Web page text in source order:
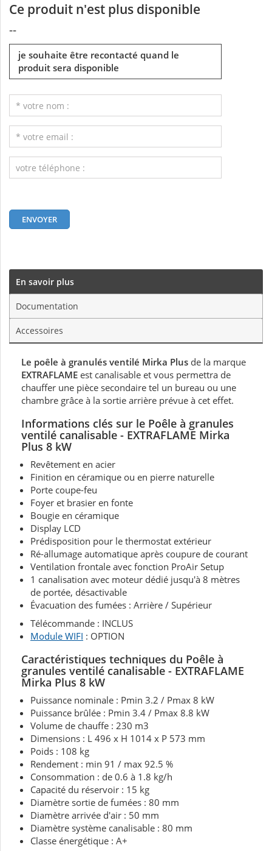
Ce produit n'est plus disponible
--
je souhaite être recontacté quand le
produit sera disponible
En savoir plus
Documentation
Accessoires
Le poêle à granulés ventilé Mirka Plus de la marque
EXTRAFLAME est canalisable et vous permettra de
chauffer une pièce secondaire tel un bureau ou une
chambre grâce à la sortie arrière prévue à cet effet.
Informations clés sur le Poêle à granules
ventilé canalisable - EXTRAFLAME Mirka
Plus 8 kW
Revêtement en acier
Finition en céramique ou en pierre naturelle
Porte coupe-feu
Foyer et brasier en fonte
Bougie en céramique
Display LCD
Prédisposition pour le thermostat extérieur
Ré-allumage automatique après coupure de courant
Ventilation frontale avec fonction ProAir Setup
1 canalisation avec moteur dédié jusqu'à 8 mètres
de portée, désactivable
Évacuation des fumées : Arrière / Supérieur
Télécommande : INCLUS
Module WIFI : OPTION
Caractéristiques techniques du Poêle à
granules ventilé canalisable - EXTRAFLAME
Mirka Plus 8 kW
Puissance nominale : Pmin 3.2 / Pmax 8 kW
Puissance brûlée : Pmin 3.4 / Pmax 8.8 kW
Volume de chauffe : 230 m3
Dimensions : L 496 x H 1014 x P 573 mm
Poids : 108 kg
Rendement : min 91 / max 92.5 %
Consommation : de 0.6 à 1.8 kg/h
Capacité du réservoir : 15 kg
Diamètre sortie de fumées : 80 mm
Diamètre arrivée d'air : 50 mm
Diamètre système canalisable : 80 mm
Classe énergétique : A+